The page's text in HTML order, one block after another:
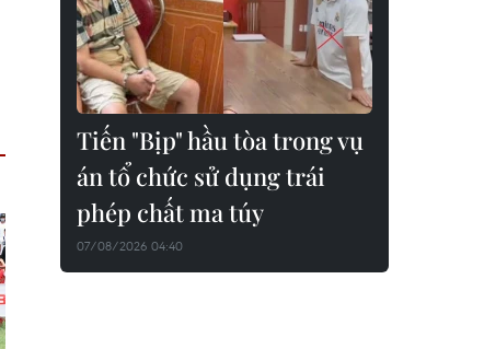
Tiến "Bịp" hầu tòa trong vụ
án tổ chức sử dụng trái
phép chất ma túy
07/08/2026 04:40